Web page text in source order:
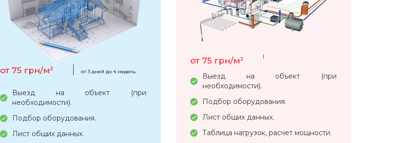
от 75 грн/м² от 3 дней до 4 недель
Выезд на объект (при
необходимости).
Подбор оборудования.
Лист общих данных.
от 75 грн/м²
Выезд на объект (при
необходимости).
Подбор оборудования.
Лист общих данных.
Таблица нагрузок, расчет мощности.